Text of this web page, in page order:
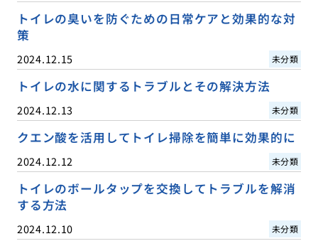
トイレの臭いを防ぐための日常ケアと効果的な対
策
2024.12.15 未分類
トイレの水に関するトラブルとその解決方法
2024.12.13 未分類
クエン酸を活用してトイレ掃除を簡単に効果的に
2024.12.12 未分類
トイレのボールタップを交換してトラブルを解消
する方法
2024.12.10 未分類